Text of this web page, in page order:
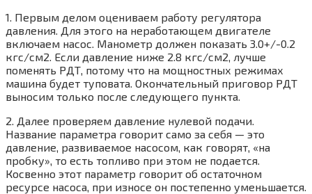
1. Первым делом оцениваем работу регулятора
давления. Для этого на неработающем двигателе
включаем насос. Манометр должен показать 3.0+/-0.2
кгс/см2. Если давление ниже 2.8 кгс/см2, лучше
поменять РДТ, потому что на мощностных режимах
машина будет туповата. Окончательный приговор РДТ
выносим только после следующего пункта.
2. Далее проверяем давление нулевой подачи.
Название параметра говорит само за себя — это
давление, развиваемое насосом, как говорят, «на
пробку», то есть топливо при этом не подается.
Косвенно этот параметр говорит об остаточном
ресурсе насоса, при износе он постепенно уменьшается.